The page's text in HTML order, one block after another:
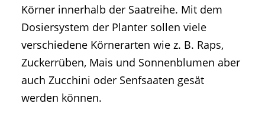
Körner innerhalb der Saatreihe. Mit dem
Dosiersystem der Planter sollen viele
verschiedene Körnerarten wie z. B. Raps,
Zuckerrüben, Mais und Sonnenblumen aber
auch Zucchini oder Senfsaaten gesät
werden können.